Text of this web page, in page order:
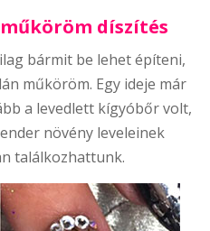
díszítés
bármit be lehet építeni,
műköröm. Egy ideje már
a levedlett kígyóbőr volt,
növény leveleinek
találkozhattunk.